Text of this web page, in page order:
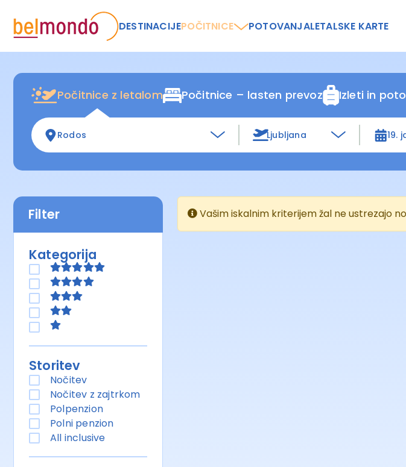
DESTINACIJEPOČITNICE POTOVANJALETALSKE KARTE
Počitnice z letalom Počitnice – lasten prevoz Izleti in
Rodos Ljubljana 19.
Filter
Kategorija
Storitev
Nočitev
Nočitev z zajtrkom
Polpenzion
Polni penzion
All inclusive
Vašim iskalnim kriterijem žal ne ustrezajo